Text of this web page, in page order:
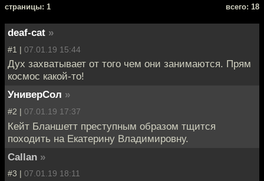
cтраницы: 1 всего: 18
deaf-cat »
#1 | 07.01.19 15:44
Дух захватывает от того чем они занимаются. Прям
космос какой-то!
УниверСол »
#2 | 07.01.19 17:37
Кейт Бланшетт преступным образом тщится
походить на Екатерину Владимировну.
Callan »
#3 | 07.01.19 18:11